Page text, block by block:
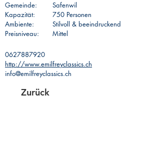
Gemeinde:
Safenwil
Kapazität:
750 Personen
Ambiente:
Stilvoll & beeindruckend
Preisniveau:
Mittel
0627887920
http://www.emilfreyclassics.ch
info@emilfreyclassics.ch
Zurück